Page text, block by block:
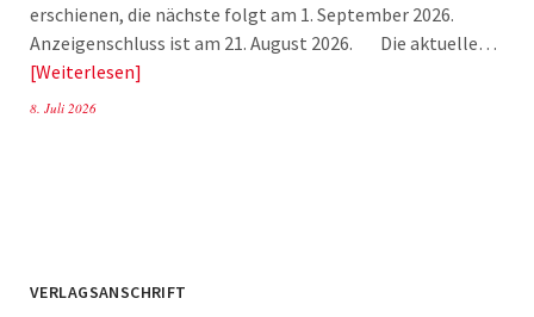
erschienen, die nächste folgt am 1. September 2026.
Anzeigenschluss ist am 21. August 2026. Die aktuelle…
Weiterlesen
8. Juli 2026
VERLAGSANSCHRIFT